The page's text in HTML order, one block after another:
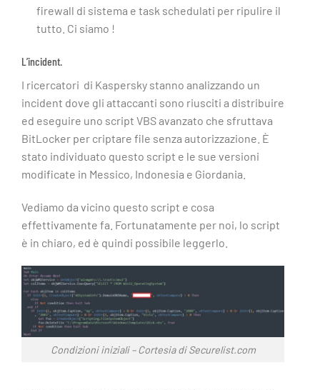
firewall di sistema e task schedulati per ripulire il
tutto. Ci siamo !
L’incident.
I ricercatori di Kaspersky stanno analizzando un
incident dove gli attaccanti sono riusciti a distribuire
ed eseguire uno script VBS avanzato che sfruttava
BitLocker per criptare file senza autorizzazione. È
stato individuato questo script e le sue versioni
modificate in Messico, Indonesia e Giordania.
Vediamo da vicino questo script e cosa
effettivamente fa. Fortunatamente per noi, lo script
è in chiaro, ed è quindi possibile leggerlo.
Condizioni iniziali – Cortesia di Securelist.com